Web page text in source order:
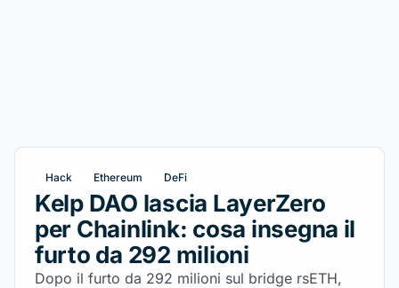
Hack Ethereum DeFi
Kelp DAO lascia LayerZero
per Chainlink: cosa insegna il
furto da 292 milioni
Dopo il furto da 292 milioni sul bridge rsETH,